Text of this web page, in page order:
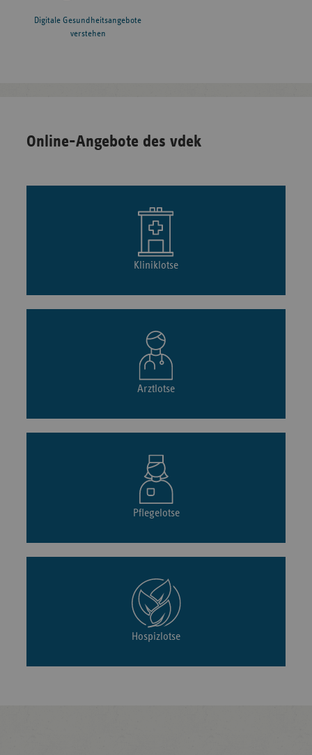
Digitale Gesundheitsangebote
verstehen
Online-Angebote des vdek
Kliniklotse
Arztlotse
Pflegelotse
Hospizlotse